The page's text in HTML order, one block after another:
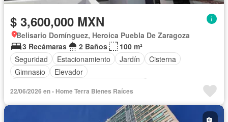
$ 3,600,000 MXN
Belisario Domínguez, Heroica Puebla De Zaragoza
3 Recámaras
2 Baños
100 m²
Seguridad
Estacionamiento Jardín
Cisterna
Gimnasio
Elevador
Caseta de vigilancia
Agua Conserje
Permite mascotas
22/06/2026 en - Home Terra Bienes Raíces